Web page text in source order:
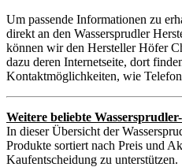
Um passende Informationen zu
direkt an den Wassersprudler
können wir den Hersteller Höfer
dazu deren Internetseite, dort
Kontaktmöglichkeiten, wie
Weitere beliebte
In dieser Übersicht der
Produkte sortiert nach Preis und
Kaufentscheidung zu unterstützen.